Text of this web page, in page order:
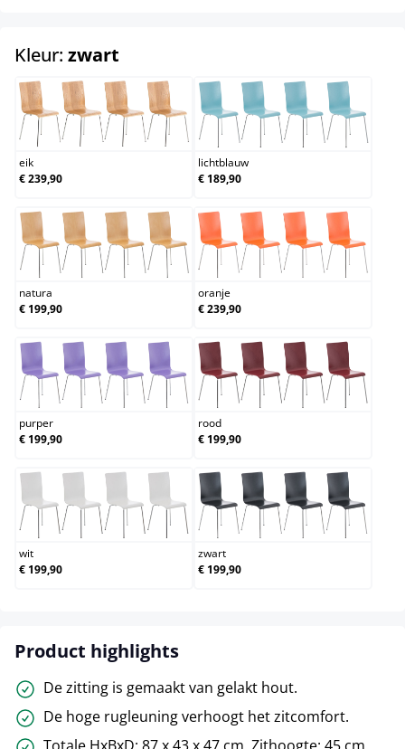
Kleur: zwart
eik
eik
€ 239,90
lichtblauw
lichtblauw
€ 189,90
natura
natura
€ 199,90
oranje
oranje
€ 239,90
purper
purper
€ 199,90
rood
rood
€ 199,90
wit
wit
€ 199,90
zwart
zwart
€ 199,90
Product highlights
De zitting is gemaakt van gelakt hout.
De hoge rugleuning verhoogt het zitcomfort.